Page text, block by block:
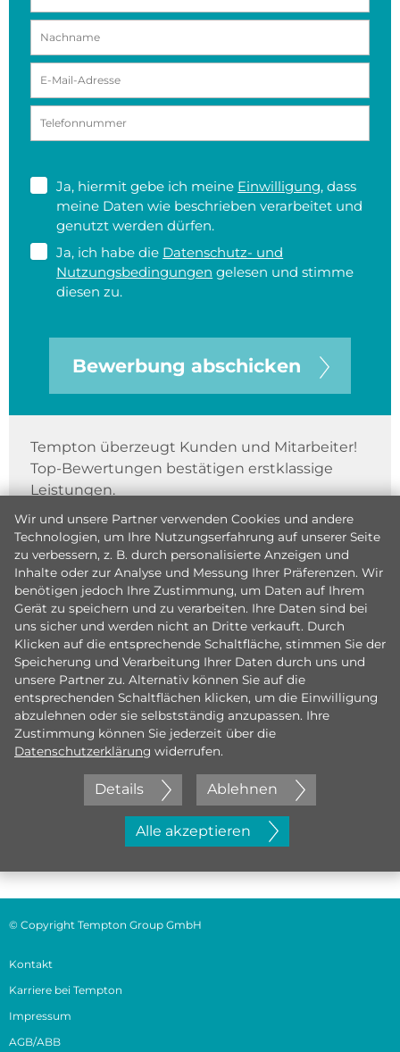
Ja, hiermit gebe ich meine Einwilligung, dass
meine Daten wie beschrieben verarbeitet und
genutzt werden dürfen.
Ja, ich habe die Datenschutz- und
Nutzungsbedingungen gelesen und stimme
diesen zu.
Bewerbung abschicken
Tempton überzeugt Kunden und Mitarbeiter!
Top-Bewertungen bestätigen erstklassige
Leistungen.
Jetzt initiativ bewerben
Wir und unsere Partner verwenden Cookies und andere
Technologien, um Ihre Nutzungserfahrung auf unserer Seite
zu verbessern, z. B. durch personalisierte Anzeigen und
Inhalte oder zur Analyse und Messung Ihrer Präferenzen. Wir
benötigen jedoch Ihre Zustimmung, um Daten auf Ihrem
Gerät zu speichern und zu verarbeiten. Ihre Daten sind bei
uns sicher und werden nicht an Dritte verkauft. Durch
Klicken auf die entsprechende Schaltfläche, stimmen Sie der
Speicherung und Verarbeitung Ihrer Daten durch uns und
unsere Partner zu. Alternativ können Sie auf die
entsprechenden Schaltflächen klicken, um die Einwilligung
abzulehnen oder sie selbstständig anzupassen. Ihre
Zustimmung können Sie jederzeit über die
Datenschutzerklärung widerrufen.
Details Ablehnen
Alle akzeptieren
© Copyright Tempton Group GmbH
Kontakt
Karriere bei Tempton
Impressum
AGB/ABB